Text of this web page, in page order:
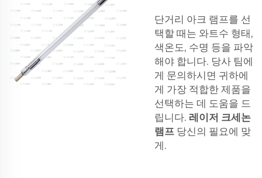
단거리 아크 램프를 선
택할 때는 와트수 형태,
색온도, 수명 등을 파악
해야 합니다. 당사 팀에
게 문의하시면 귀하에
게 가장 적합한 제품을
선택하는 데 도움을 드
립니다. 레이저 크세논
램프 당신의 필요에 맞
게.